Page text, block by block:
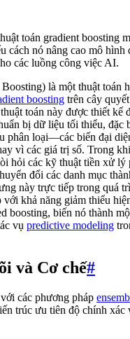
toán gradient boosting
cách nó nâng cao mô hình
các luồng công việc AI.
là một thuật toán
boosting trên cây
toán này được thiết kế
bị dữ liệu tối thiểu, đặc
phân loại—các biến đại
vì các giá trị số. Trong
hỏi các kỹ thuật tiền xử lý
đổi các danh mục
này trực tiếp trong quá
với khả năng giảm thiểu
boosting, biến nó thành
vụ predictive modeling
và Cơ chế#
các phương pháp
trúc ưu tiên độ chính xác